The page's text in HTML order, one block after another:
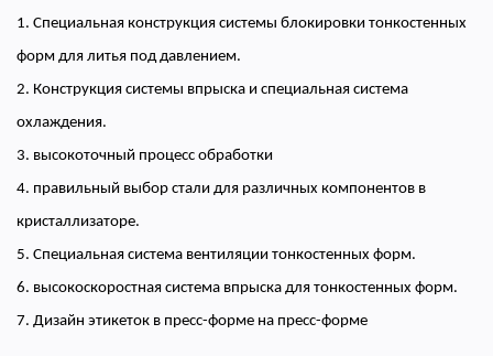
1. Специальная конструкция системы блокировки тонкостенных
форм для литья под давлением.
2. Конструкция системы впрыска и специальная система
охлаждения.
3. высокоточный процесс обработки
4. правильный выбор стали для различных компонентов в
кристаллизаторе.
5. Специальная система вентиляции тонкостенных форм.
6. высокоскоростная система впрыска для тонкостенных форм.
7. Дизайн этикеток в пресс-форме на пресс-форме